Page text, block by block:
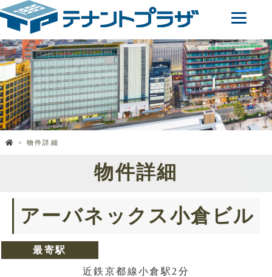
物件詳細
物件詳細
アーバネックス小倉ビル
最寄駅
近鉄京都線小倉駅2分